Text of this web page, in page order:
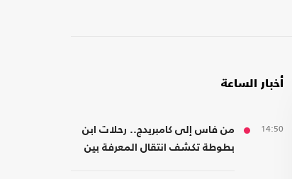
أخبار الساعة
14:50
من فاس إلى كامبريدج.. رحلات ابن
بطوطة تكشف انتقال المعرفة بين